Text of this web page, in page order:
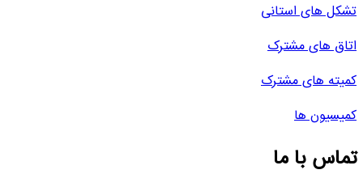
تشکل های استانی
اتاق های مشترک
کمیته های مشترک
کمیسیون ها
تماس با ما